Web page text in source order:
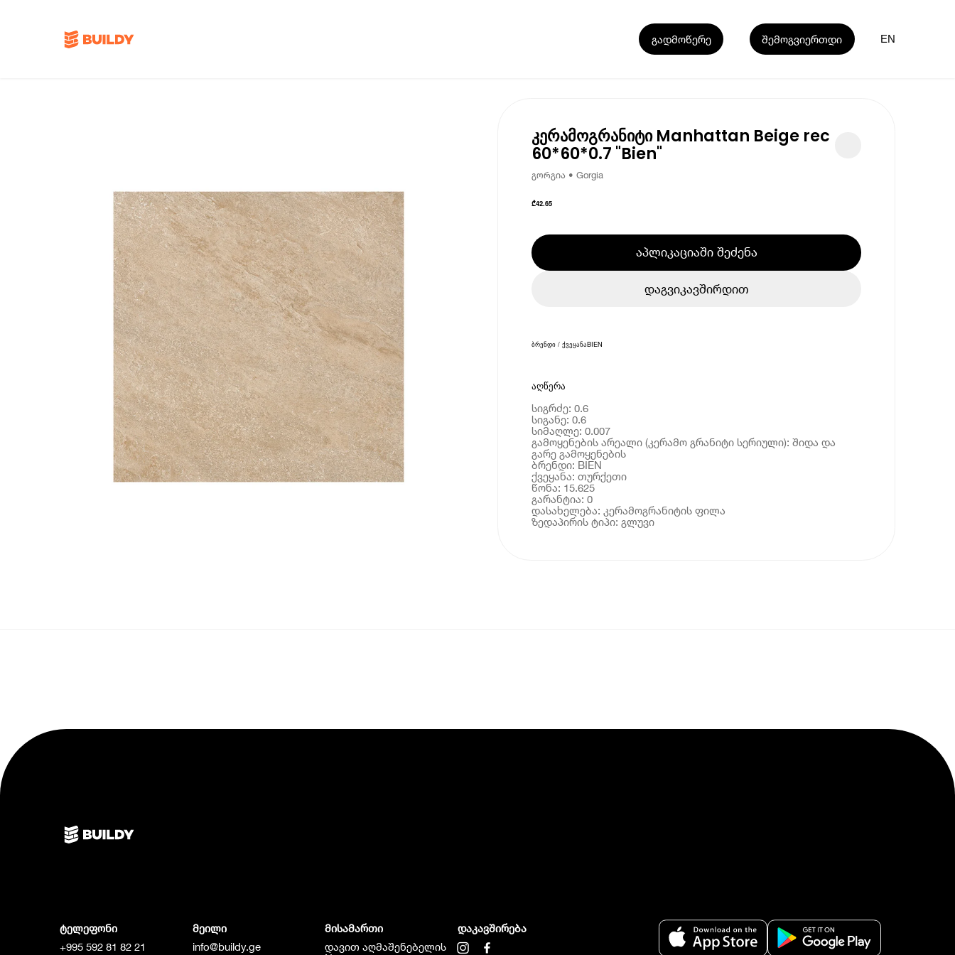
გადმოწერე შემოგვიერთდი EN
კერამოგრანიტი Manhattan Beige rec
60*60*0.7 "Bien"
გორგია • Gorgia
₾42.65
აპლიკაციაში შეძენა
დაგვიკავშირდით
ბრენდი / ქვეყანაBIEN
აღწერა
სიგრძე: 0.6
სიგანე: 0.6
სიმაღლე: 0.007
გამოყენების არეალი (კერამო გრანიტი სერიული): შიდა და
გარე გამოყენების
ბრენდი: BIEN
ქვეყანა: თურქეთი
წონა: 15.625
გარანტია: 0
დასახელება: კერამოგრანიტის ფილა
ზედაპირის ტიპი: გლუვი
ტელეფონი
+995 592 81 82 21
მეილი
info@buildy.ge
მისამართი
დავით აღმაშენებელის
დაკავშირება